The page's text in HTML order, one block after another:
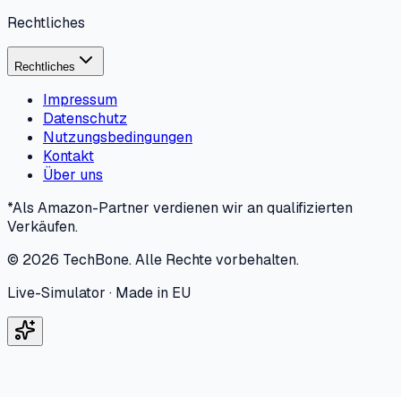
Rechtliches
Rechtliches
Impressum
Datenschutz
Nutzungsbedingungen
Kontakt
Über uns
*Als Amazon-Partner verdienen wir an qualifizierten
Verkäufen.
© 2026 TechBone.Alle Rechte vorbehalten.
Live-Simulator · Made in EU